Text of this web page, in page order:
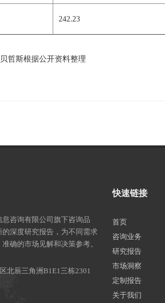
242.23
哲斯根据公开资料整理
咨询有限公司旗下咨询品
深度研究报告，为不同需求
确的市场见解和决策参考。
北辰三角洲B1E1三栋2301
快速链接
首页
咨询业务
研究报告
市场洞察
定制报告
关于我们